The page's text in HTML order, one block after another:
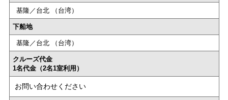
基隆／台北 （台湾）
下船地
基隆／台北 （台湾）
クルーズ代金
1名代金（2名1室利用）
お問い合わせください